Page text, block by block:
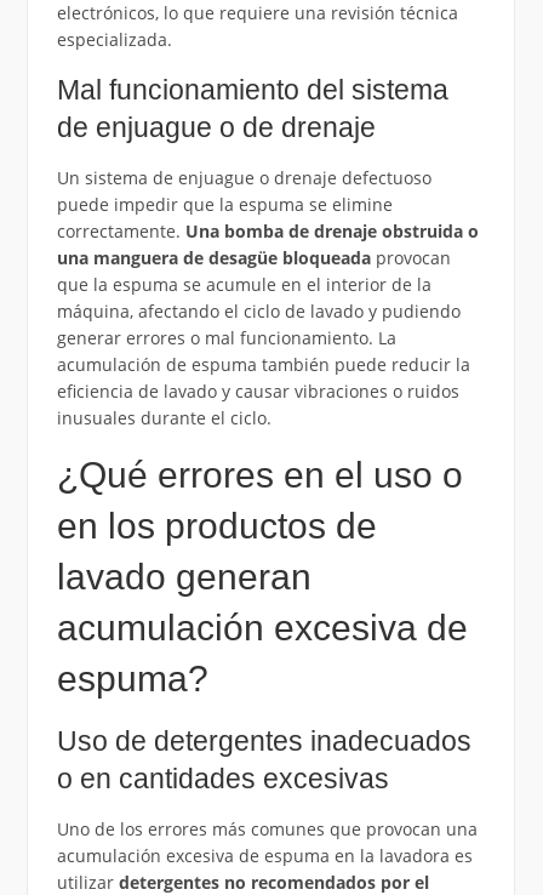
electrónicos, lo que requiere una revisión técnica
especializada.
Mal funcionamiento del sistema
de enjuague o de drenaje
Un sistema de enjuague o drenaje defectuoso
puede impedir que la espuma se elimine
correctamente. Una bomba de drenaje obstruida o
una manguera de desagüe bloqueadaprovocan
que la espuma se acumule en el interior de la
máquina, afectando el ciclo de lavado y pudiendo
generar errores o mal funcionamiento. La
acumulación de espuma también puede reducir la
eficiencia de lavado y causar vibraciones o ruidos
inusuales durante el ciclo.
¿Qué errores en el uso o
en los productos de
lavado generan
acumulación excesiva de
espuma?
Uso de detergentes inadecuados
o en cantidades excesivas
Uno de los errores más comunes que provocan una
acumulación excesiva de espuma en la lavadora es
utilizar detergentes no recomendados por el